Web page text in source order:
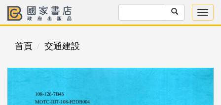
首頁 交通建設